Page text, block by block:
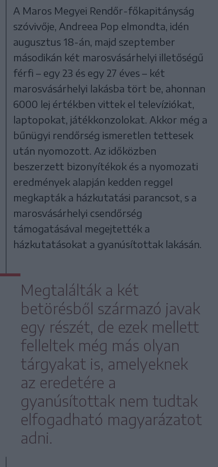
A Maros Megyei Rendőr-főkapitányság
szóvivője, Andreea Pop elmondta, idén
augusztus 18-án, majd szeptember
másodikán két marosvásárhelyi illetőségű
férfi – egy 23 és egy 27 éves – két
marosvásárhelyi lakásba tört be, ahonnan
6000 lej értékben vittek el televíziókat,
laptopokat, játékkonzolokat. Akkor még a
bűnügyi rendőrség ismeretlen tettesek
után nyomozott. Az időközben
beszerzett bizonyítékok és a nyomozati
eredmények alapján kedden reggel
megkapták a házkutatási parancsot, s a
marosvásárhelyi csendőrség
támogatásával megejtették a
házkutatásokat a gyanúsítottak lakásán.
Megtalálták a két
betörésből származó javak
egy részét, de ezek mellett
felleltek még más olyan
tárgyakat is, amelyeknek
az eredetére a
gyanúsítottak nem tudtak
elfogadható magyarázatot
adni.